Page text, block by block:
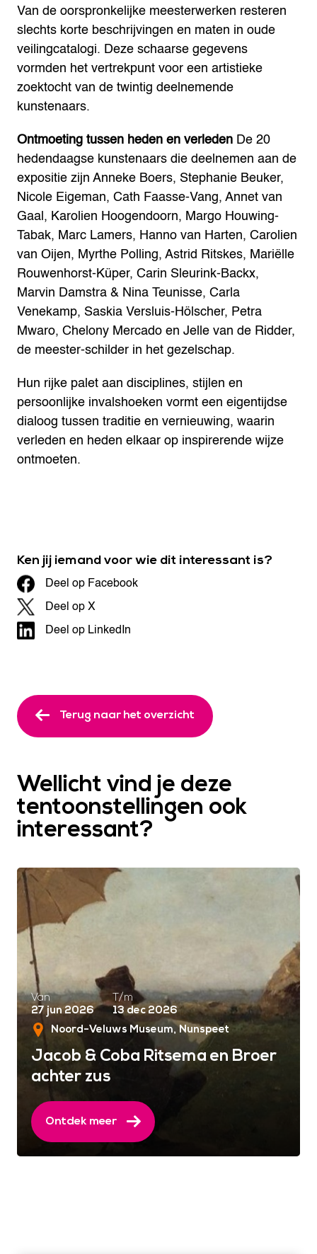
Van de oorspronkelijke meesterwerken resteren
slechts korte beschrijvingen en maten in oude
veilingcatalogi. Deze schaarse gegevens
vormden het vertrekpunt voor een artistieke
zoektocht van de twintig deelnemende
kunstenaars.
Ontmoeting tussen heden en verleden De 20
hedendaagse kunstenaars die deelnemen aan de
expositie zijn Anneke Boers, Stephanie Beuker,
Nicole Eigeman, Cath Faasse-Vang, Annet van
Gaal, Karolien Hoogendoorn, Margo Houwing-
Tabak, Marc Lamers, Hanno van Harten, Carolien
van Oijen, Myrthe Polling, Astrid Ritskes, Mariëlle
Rouwenhorst-Küper, Carin Sleurink-Backx,
Marvin Damstra & Nina Teunisse, Carla
Venekamp, Saskia Versluis-Hölscher, Petra
Mwaro, Chelony Mercado en Jelle van de Ridder,
de meester-schilder in het gezelschap.
Hun rijke palet aan disciplines, stijlen en
persoonlijke invalshoeken vormt een eigentijdse
dialoog tussen traditie en vernieuwing, waarin
verleden en heden elkaar op inspirerende wijze
ontmoeten.
Ken jij iemand voor wie dit interessant is?
Deel op Facebook
Deel op X
Deel op LinkedIn
Terug naar het overzicht
Wellicht vind je deze
tentoonstellingen ook
interessant?
Van
27 jun 2026
T/m
13 dec 2026
Noord-Veluws Museum Nunspeet
Jacob & Coba Ritsema en Broer
achter zus
Ontdek meer